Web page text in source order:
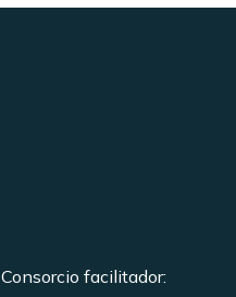
Consorcio facilitador: